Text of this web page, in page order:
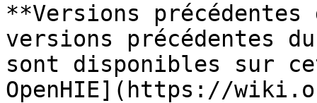
**Versions
versions précédentes
sont disponibles sur
OpenHIE](https://